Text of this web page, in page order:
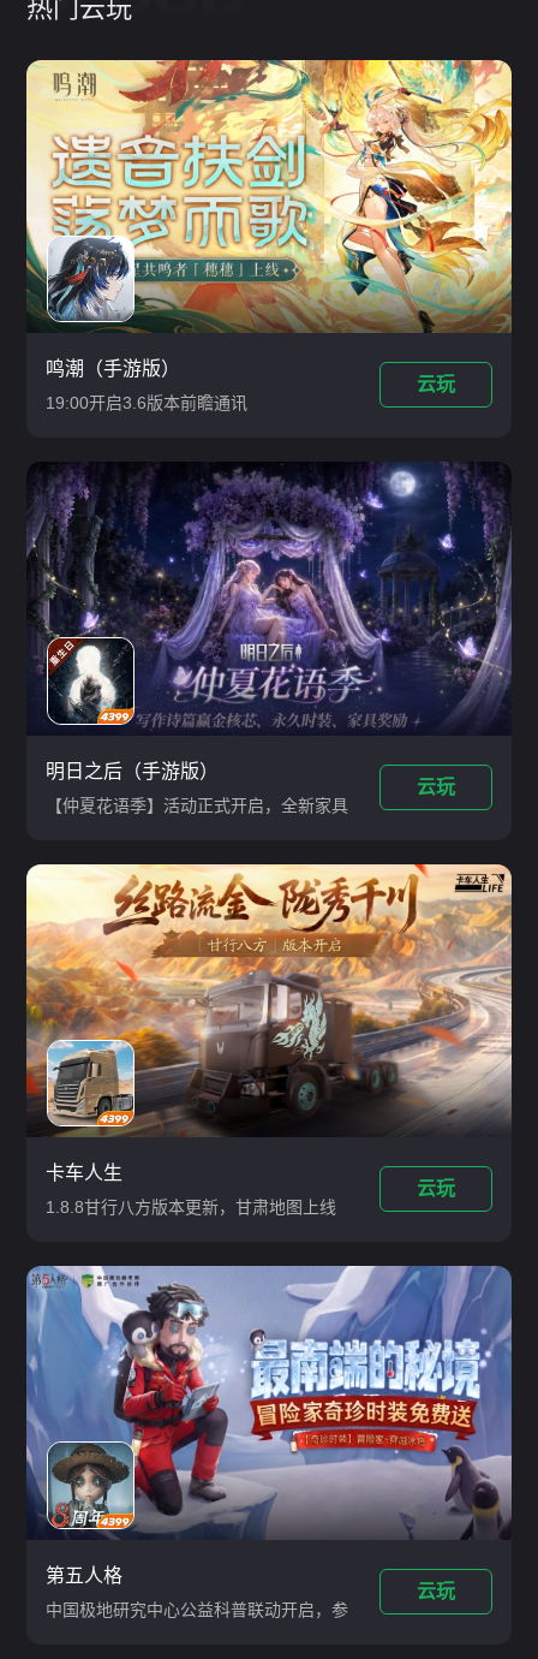
热门云玩
鸣潮（手游版）
19:00开启3.6版本前瞻通讯
云玩
明日之后（手游版）
【仲夏花语季】活动正式开启，全新家具
琥珀护臂」、手枪双枪核芯「深蚀追猎」
限时登场
云玩
卡车人生
1.8.8甘行八方版本更新，甘肃地图上线
云玩
第五人格
中国极地研究中心公益科普联动开启，参
云玩